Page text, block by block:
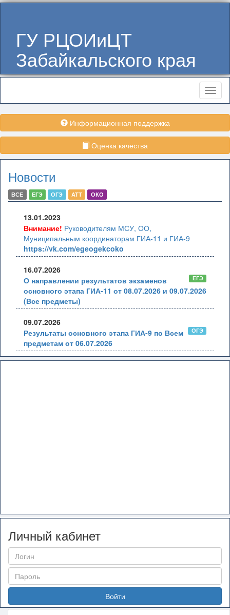
ГУ РЦОИиЦТ
Забайкальского края
Меню
Информационная поддержка
Оценка качества
Новости
ВСЕ ЕГЭ ОГЭ АТТ ОКО
13.01.2023
Внимание! Руководителям МСУ, ОО,
Муниципальным координаторам ГИА-11 и ГИА-9
https://vk.com/egeogekcoko
16.07.2026
ЕГЭ
О направлении результатов экзаменов
основного этапа ГИА-11 от 08.07.2026 и 09.07.2026
(Все предметы)
09.07.2026
ОГЭ
Результаты основного этапа ГИА-9 по Всем
предметам от 06.07.2026
Личный кабинет
Войти